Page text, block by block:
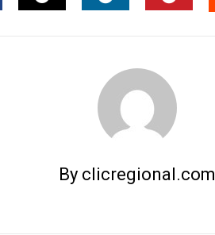
By clicregional.com